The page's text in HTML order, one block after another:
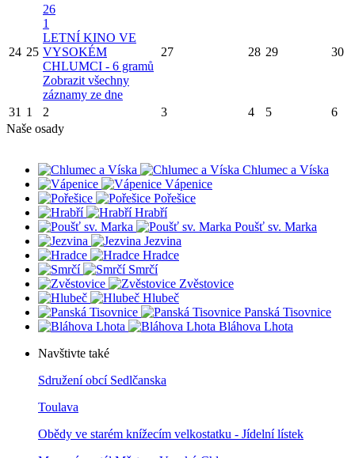
24 25
26
1
LETNÍ KINO VE
VYSOKÉM
CHLUMCI - 6 gramů
Zobrazit všechny
záznamy ze dne
27 28 29 30
31 1 2 3 4 5
6
Naše osady
Chlumec a Víska
Vápenice
Pořešice
Hrabří
Poušť sv. Marka
Jezvina
Hradce
Smrčí
Zvěstovice
Hlubeč
Panská Tisovnice
Bláhova Lhota
Navštivte také
Sdružení obcí Sedlčanska
Toulava
Obědy ve starém knížecím velkostatku - Jídelní lístek